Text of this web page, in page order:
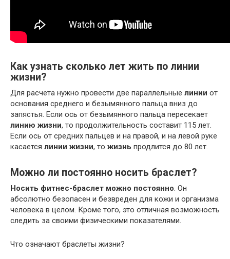
Как узнать сколько лет жить по линии
жизни?
Для расчета нужно провести две параллельные линии от
основания среднего и безымянного пальца вниз до
запястья. Если ось от безымянного пальца пересекает
линию жизни, то продолжительность составит 115 лет.
Если ось от средних пальцев и на правой, и на левой руке
касается линии жизни, то жизнь продлится до 80 лет.
Можно ли постоянно носить браслет?
Носить фитнес-браслет можно постоянно. Он
абсолютно безопасен и безвреден для кожи и организма
человека в целом. Кроме того, это отличная возможность
следить за своими физическими показателями.
Что означают браслеты жизни?